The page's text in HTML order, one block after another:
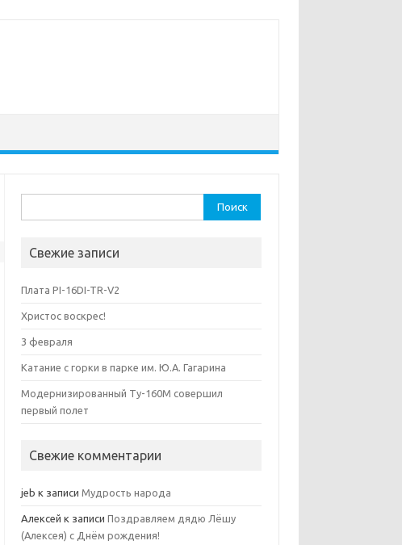
Свежие записи
Плата PI-16DI-TR-V2
Христос воскрес!
3 февраля
Катание с горки в парке им. Ю.А. Гагарина
Модернизированный Ту-160М совершил
первый полет
Свежие комментарии
jeb к записиМудрость народа
Алексей к записиПоздравляем дядю Лёшу
(Алексея) с Днём рождения!